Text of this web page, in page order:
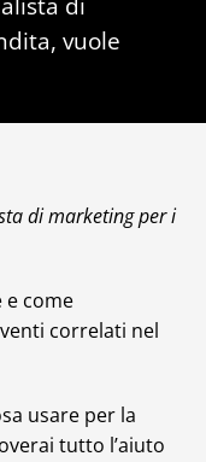
vuole
di marketing per i
e come
correlati nel
usare per la
tutto l’aiuto